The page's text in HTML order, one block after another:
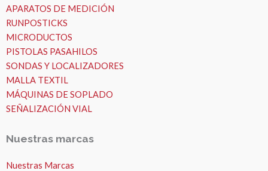
APARATOS DE MEDICIÓN
RUNPOSTICKS
MICRODUCTOS
PISTOLAS PASAHILOS
SONDAS Y LOCALIZADORES
MALLA TEXTIL
MÁQUINAS DE SOPLADO
SEÑALIZACIÓN VIAL
Nuestras marcas
Nuestras Marcas